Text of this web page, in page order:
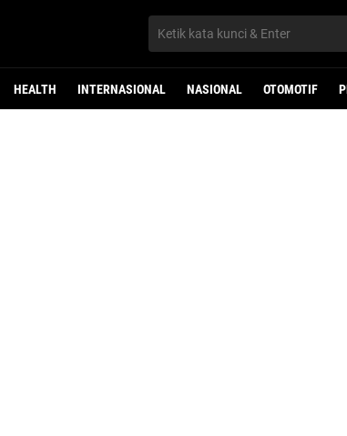
HEALTH INTERNASIONAL NASIONAL OTOMOTIF